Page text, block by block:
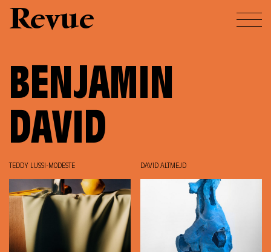
Revue
BENJAMIN
DAVID
TEDDY LUSSI-MODESTE DAVID ALTMEJD